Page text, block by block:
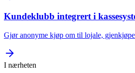
Kundeklubb integrert i
Gjør anonyme kjøp om til lojale,
I nærheten